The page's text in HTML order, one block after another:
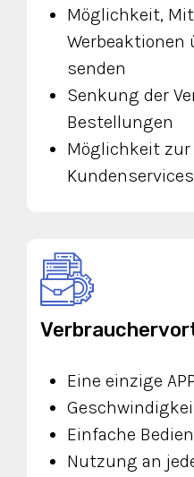
Möglichkeit,
Werbeaktionen
senden
Senkung der
Bestellungen
Möglichkeit
Kundenservices
Eine einzige
Einfache
Nutzung an